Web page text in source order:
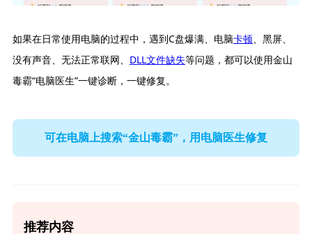
如果在日常使用电脑的过程中，遇到C盘爆满、电脑卡顿、黑屏、
没有声音、无法正常联网、 DLL文件缺失等问题，都可以使用金山
毒霸“电脑医生”一键诊断，一键修复。
可在电脑上搜索“金山毒霸”，用电脑医生修复
推荐内容